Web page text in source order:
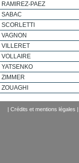
RAMIREZ-PAEZ
SABAC
SCORLETTI
VAGNON
VILLERET
VOLLAIRE
YATSENKO
ZIMMER
ZOUAGHI
| Crédits et mentions légales